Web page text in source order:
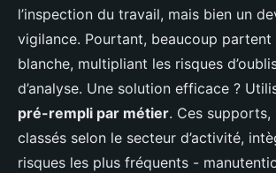
l’inspection du travail, mais bien un
vigilance. Pourtant, beaucoup partent
blanche, multipliant les risques
d’analyse. Une solution efficace ?
pré-rempli par métier. Ces supports,
classés selon le secteur d’activité,
risques les plus fréquents -